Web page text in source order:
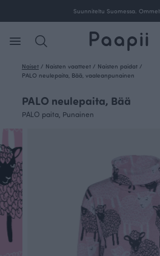
Suunniteltu Suomessa.
Naiset / Naisten vaatteet / Naisten paidat /
PALO neulepaita, Bää, vaaleanpunainen
PALO neulepaita, Bää
PALO paita, Punainen